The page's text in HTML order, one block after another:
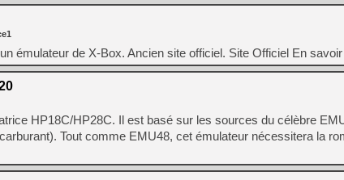
[GK] Beast of
[GK] Ubisoft : fin de partie
[GK] Mémoire cash -
[GK] Dan Houser (GTA)
[GK] Comment EA Sports
[GK] Crimson Moon : un
[GK] Isle of Reveries : le
[GK] Moonlighter 2 : The
[GK] Capcom relance
[Mo5] Deux inédits du
émulateur de X-Box. Ancien site officiel. Site Officiel En
HP18C/HP28C. Il est basé sur les sources du célèbre
Tout comme EMU48, cet émulateur nécessitera la